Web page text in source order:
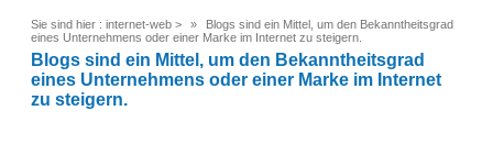
Sie sind hier : internet-web >
Blogs sind ein Mittel, um den Bekanntheitsgrad
eines Unternehmens oder einer Marke im Internet zu steigern.
Blogs sind ein Mittel, um den Bekanntheitsgrad
eines Unternehmens oder einer Marke im Internet
zu steigern.